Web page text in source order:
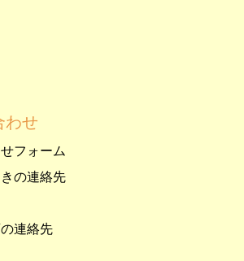
わせ
フォーム
の連絡先
連絡先